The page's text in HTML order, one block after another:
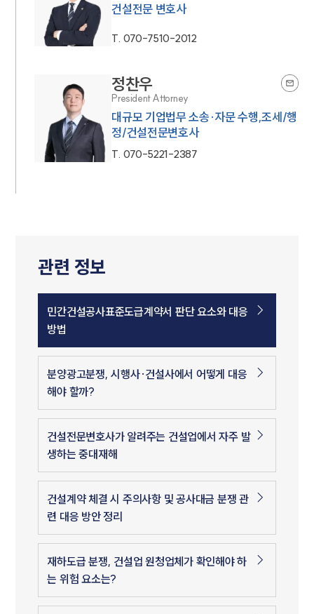
건설전문 변호사
T. 070-7510-2012
정찬우
President Attorney
대규모 기업법무 소송·자문 수행,조세/행
정/건설전문변호사
T. 070-5221-2387
관련 정보
민간건설공사표준도급계약서 판단 요소와 대응
방법
분양광고분쟁, 시행사·건설사에서 어떻게 대응
해야 할까?
건설전문변호사가 알려주는 건설업에서 자주 발
생하는 중대재해
건설계약 체결 시 주의사항 및 공사대금 분쟁 관
련 대응 방안 정리
재하도급 분쟁, 건설업 원청업체가 확인해야 하
는 위험 요소는?